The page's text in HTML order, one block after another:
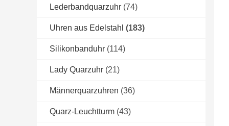
Lederbandquarzuhr (74)
Uhren aus Edelstahl (183)
Silikonbanduhr (114)
Lady Quarzuhr (21)
Männerquarzuhren (36)
Quarz-Leuchtturm (43)